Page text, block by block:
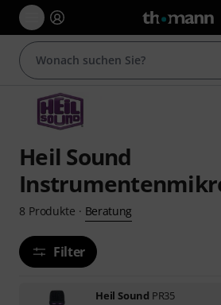
Heil Sound
8 Produkte · Beratung
Filter
Heil Sound PR35